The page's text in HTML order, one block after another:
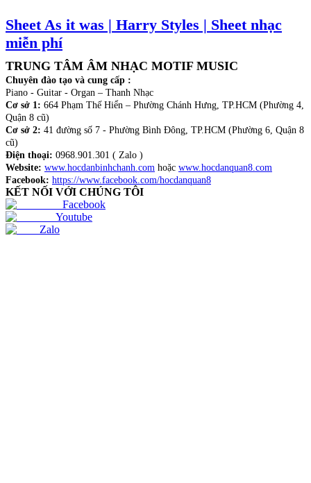
Sheet As it was | Harry Styles | Sheet nhạc
miễn phí
TRUNG TÂM ÂM NHẠC MOTIF MUSIC
Chuyên đào tạo và cung cấp :
Piano - Guitar - Organ – Thanh Nhạc
Cơ sở 1: 664 Phạm Thế Hiển – Phường Chánh Hưng, TP.HCM (Phường 4,
Quận 8 cũ)
Cơ sở 2: 41 đường số 7 - Phường Bình Đông, TP.HCM (Phường 6, Quận 8
cũ)
Điện thoại: 0968.901.301 ( Zalo )
Website: www.hocdanbinhchanh.com hoặc www.hocdanquan8.com
Facebook: https://www.facebook.com/hocdanquan8
KẾT NỐI VỚI CHÚNG TÔI
Facebook
Youtube
Zalo